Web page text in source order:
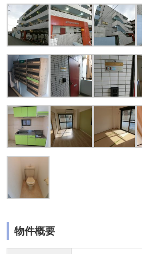
物件概要